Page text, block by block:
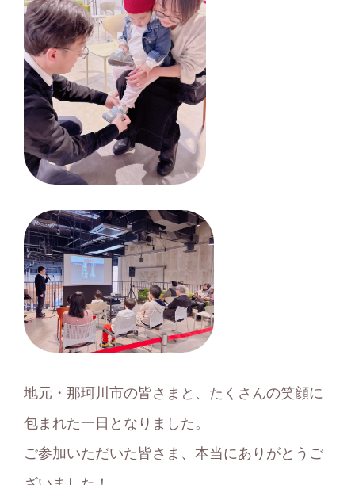
地元・那珂川市の皆さまと、たくさんの笑顔に
包まれた一日となりました。
ご参加いただいた皆さま、本当にありがとうご